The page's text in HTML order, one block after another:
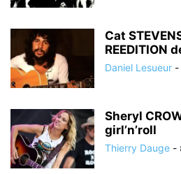
Cat
REEDITION
Daniel Lesueur -
Sheryl
girl’n’roll
Thierry Dauge -